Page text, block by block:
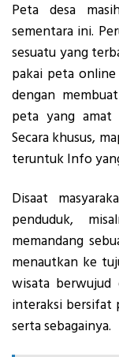
Peta desa
sementara ini.
sesuatu yang
pakai peta
dengan
peta yang amat
Secara khusus,
teruntuk Info
Disaat
penduduk,
memandang
menautkan ke
wisata
interaksi bersifat
serta sebagainya.